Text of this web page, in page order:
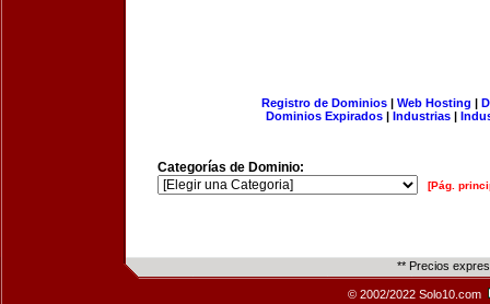
Registro de Dominios| Web Hosting |
Dominios Expirados | Industrias |
Categorías de Dominio:
[Pág.
** Precios
© 2002/2022 Solo10.com